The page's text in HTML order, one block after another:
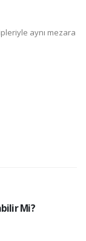
aynı mezara
Mi?